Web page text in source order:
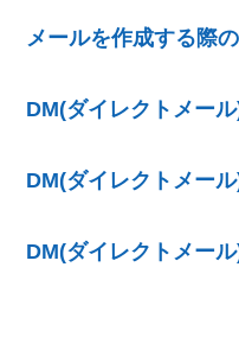
メールを作成する際
DM(ダイレクトメー
DM(ダイレクトメー
DM(ダイレクトメー